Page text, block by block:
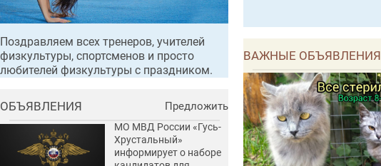
ВАЖНЫЕ ОБЪЯВЛЕНИЯ
Поздравляем всех тренеров, учителей
физкультуры, спортсменов и просто
любителей физкультуры с праздником.
ОБЪЯВЛЕНИЯ Предложить
МО МВД России «Гусь-
Хрустальный»
информирует о наборе